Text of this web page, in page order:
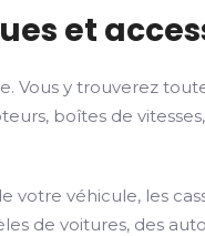
et
Vous y trouverez
boîtes de
véhicule, les
de voitures, des